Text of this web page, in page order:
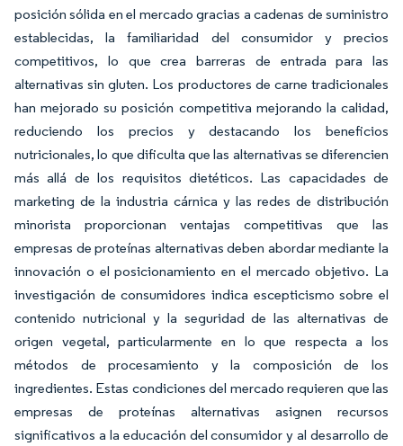
posición sólida en el mercado gracias a cadenas de suministro
establecidas, la familiaridad del consumidor y precios
competitivos, lo que crea barreras de entrada para las
alternativas sin gluten. Los productores de carne tradicionales
han mejorado su posición competitiva mejorando la calidad,
reduciendo los precios y destacando los beneficios
nutricionales, lo que dificulta que las alternativas se diferencien
más allá de los requisitos dietéticos. Las capacidades de
marketing de la industria cárnica y las redes de distribución
minorista proporcionan ventajas competitivas que las
empresas de proteínas alternativas deben abordar mediante la
innovación o el posicionamiento en el mercado objetivo. La
investigación de consumidores indica escepticismo sobre el
contenido nutricional y la seguridad de las alternativas de
origen vegetal, particularmente en lo que respecta a los
métodos de procesamiento y la composición de los
ingredientes. Estas condiciones del mercado requieren que las
empresas de proteínas alternativas asignen recursos
significativos a la educación del consumidor y al desarrollo de